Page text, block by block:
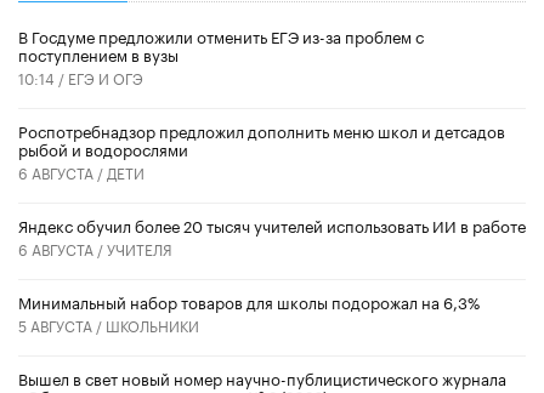
В Госдуме предложили отменить ЕГЭ из-за проблем с
поступлением в вузы
10:14 / ЕГЭ И ОГЭ
Роспотребнадзор предложил дополнить меню школ и детсадов
рыбой и водорослями
6 АВГУСТА / ДЕТИ
​Яндекс обучил более 20 тысяч учителей использовать ИИ в работе
6 АВГУСТА /УЧИТЕЛЯ
Минимальный набор товаров для школы подорожал на 6,3%
5 АВГУСТА / ШКОЛЬНИКИ
Вышел в свет новый номер научно-публицистического журнала